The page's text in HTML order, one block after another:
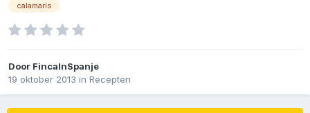
calamaris
Door FincaInSpanje
19 oktober 2013 in Recepten